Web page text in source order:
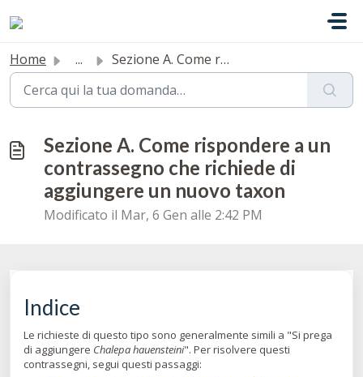
Home ... Sezione A. Come rispondere a un contrassegno che richiede...
Sezione A. Come rispondere a un
contrassegno che richiede di
aggiungere un nuovo taxon
Modificato il Mar, 6 Gen alle 2:42 PM
Indice
Le richieste di questo tipo sono generalmente simili a "Si prega
di aggiungere Chalepa hauensteini". Per risolvere questi
contrassegni, segui questi passaggi: